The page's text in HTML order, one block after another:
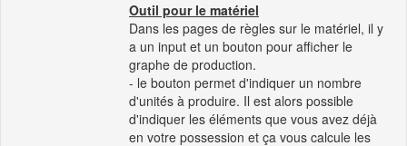
Outil pour le matériel
Dans les pages de règles sur le matériel, il y
a un input et un bouton pour afficher le
graphe de production.
- le bouton permet d'indiquer un nombre
d'unités à produire. Il est alors possible
d'indiquer les éléments que vous avez déjà
en votre possession et ça vous calcule les